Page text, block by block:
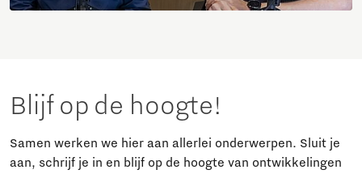
Blijf op de hoogte!
Samen werken we hier aan allerlei onderwerpen. Sluit je
aan, schrijf je in en blijf op de hoogte van ontwikkelingen